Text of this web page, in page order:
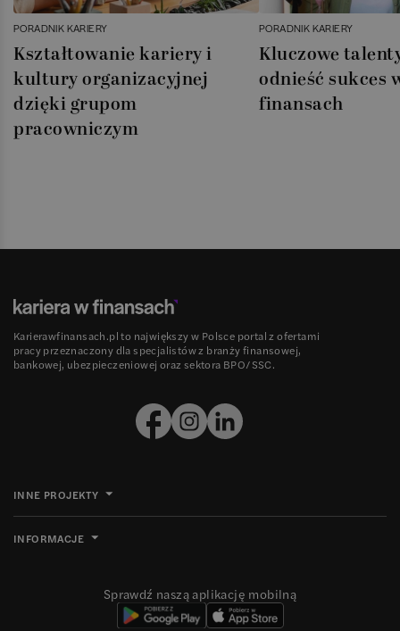
PORADNIK KARIERY
Kształtowanie kariery i
kultury organizacyjnej
dzięki grupom
pracowniczym
PORADNIK KARIERY
Kluczowe
odnieść sukces
finansach
Karierawfinansach.pl to największy w Polsce portal z ofertami
pracy przeznaczony dla specjalistów z branży finansowej,
bankowej, ubezpieczeniowej oraz sektora BPO/SSC.
INNE PROJEKTY
INFORMACJE
Sprawdź naszą aplikację mobilną